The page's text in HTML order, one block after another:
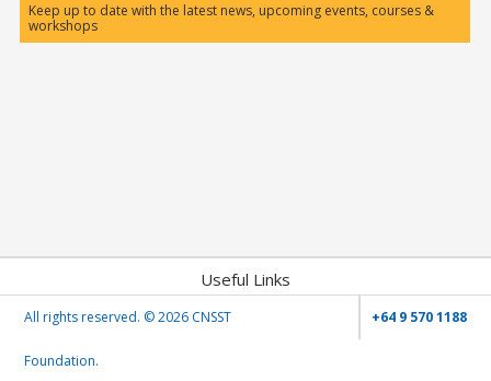
Keep up to date with the latest news, upcoming events, courses &
workshops
Useful Links
All rights reserved. ©2026 CNSST
Foundation.
+64 9 570 1188